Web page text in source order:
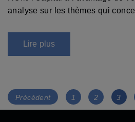
analyse sur les thèmes qui
Lire plus
Navigation
des
Précédent Page
1 Page
2 Page
3